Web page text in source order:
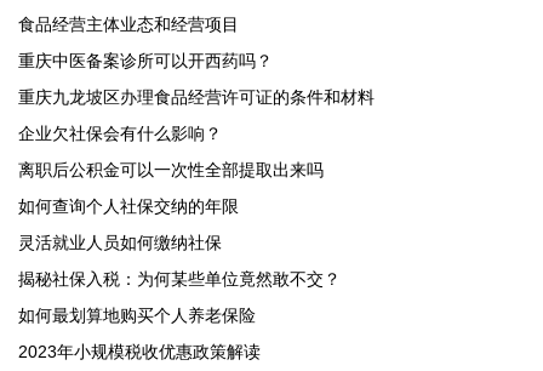
食品经营主体业态和经营项目
重庆中医备案诊所可以开西药吗？
重庆九龙坡区办理食品经营许可证的条件和材料
企业欠社保会有什么影响？
离职后公积金可以一次性全部提取出来吗
如何查询个人社保交纳的年限
灵活就业人员如何缴纳社保
揭秘社保入税：为何某些单位竟然敢不交？
如何最划算地购买个人养老保险
2023年小规模税收优惠政策解读